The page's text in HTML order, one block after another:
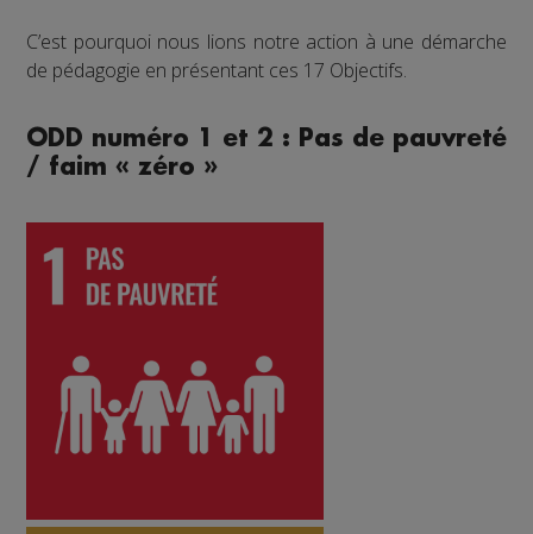
C’est pourquoi nous lions notre action à une démarche
de pédagogie en présentant ces 17 Objectifs.
ODD numéro 1 et 2 : Pas de pauvreté
/ faim « zéro »